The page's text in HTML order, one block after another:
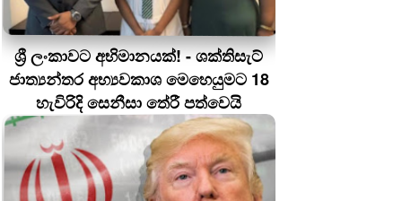
ශ්‍රී ලංකාවට අභිමානයක්! - ශක්තිසැට්
ජාත්‍යන්තර අභ්‍යවකාශ මෙහෙයුමට 18
හැවිරිදි සෙනීසා තේරී පත්වෙයි